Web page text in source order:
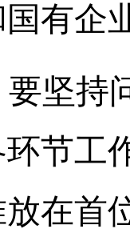
有企
坚持
节工
在首